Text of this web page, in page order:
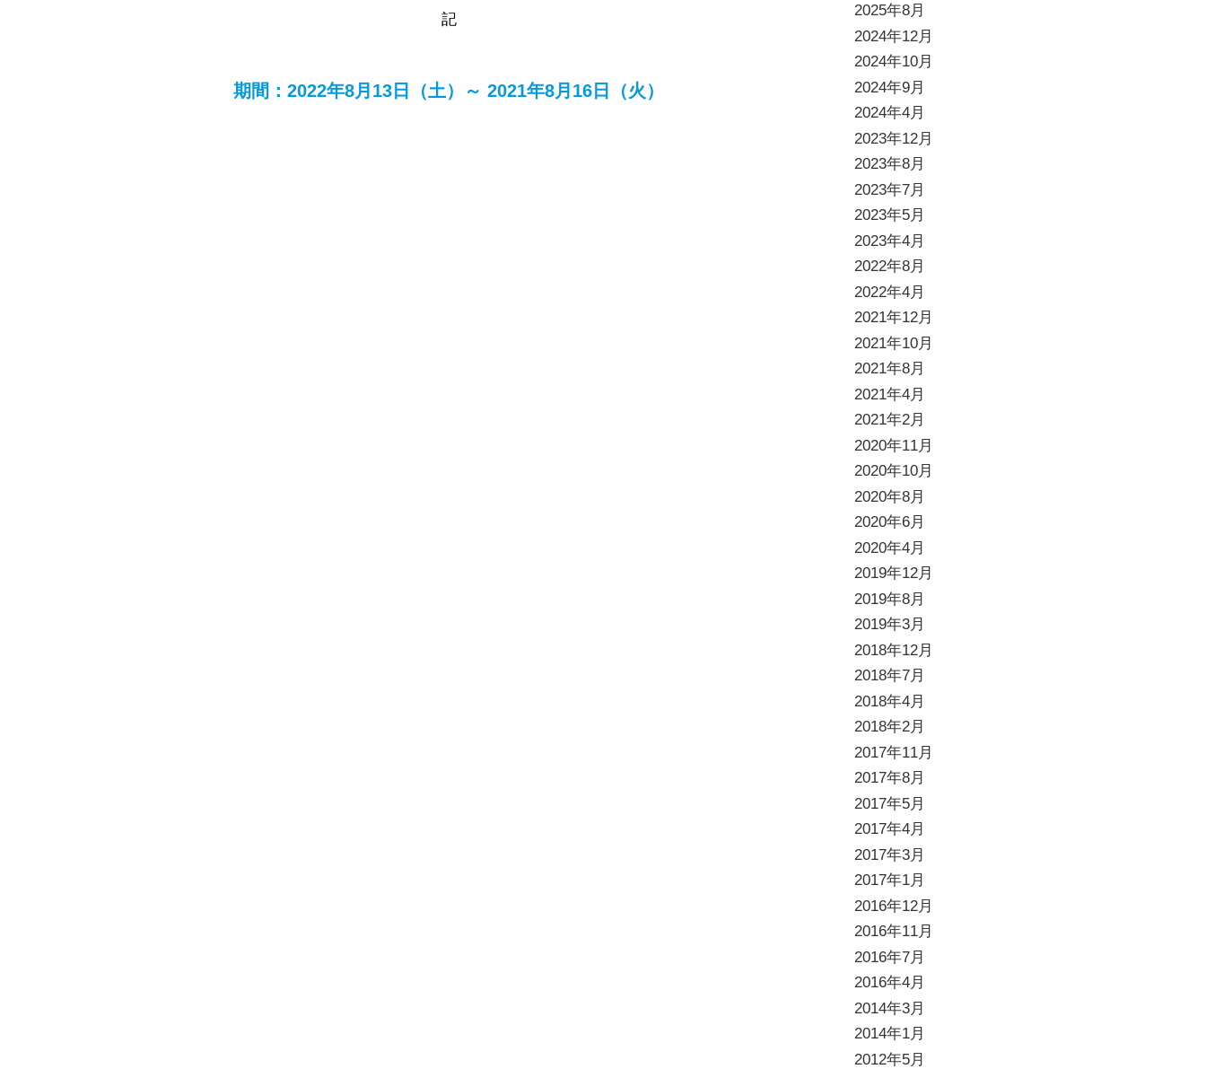
記
期間：2022年8月13日（土）～ 2021年8月16日（火）
2025年8月
2024年12月
2024年10月
2024年9月
2024年4月
2023年12月
2023年8月
2023年7月
2023年5月
2023年4月
2022年8月
2022年4月
2021年12月
2021年10月
2021年8月
2021年4月
2021年2月
2020年11月
2020年10月
2020年8月
2020年6月
2020年4月
2019年12月
2019年8月
2019年3月
2018年12月
2018年7月
2018年4月
2018年2月
2017年11月
2017年8月
2017年5月
2017年4月
2017年3月
2017年1月
2016年12月
2016年11月
2016年7月
2016年4月
2014年3月
2014年1月
2012年5月